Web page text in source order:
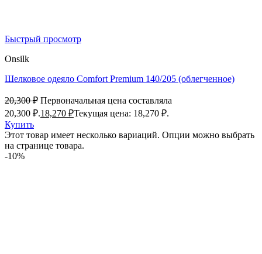
Быстрый просмотр
Onsilk
Шелковое одеяло Comfort Premium 140/205 (облегченное)
20,300₽ Первоначальная цена составляла
20,300 ₽.18,270 ₽Текущая цена: 18,270 ₽.
Купить
Этот товар имеет несколько вариаций. Опции можно выбрать
на странице товара.
-10%